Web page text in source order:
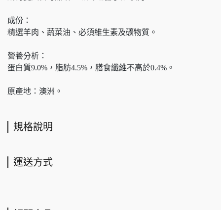
成份：
精選羊肉、蔬菜油、必須維生素及礦物質。
營養分析：
蛋白質9.0%，脂肪4.5%，膳食纖維不高於0.4%。
原產地：澳洲。
規格說明
運送方式